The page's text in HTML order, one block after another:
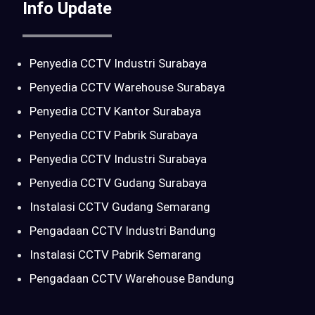
Info Update
Penyedia CCTV Industri Surabaya
Penyedia CCTV Warehouse Surabaya
Penyedia CCTV Kantor Surabaya
Penyedia CCTV Pabrik Surabaya
Penyedia CCTV Industri Surabaya
Penyedia CCTV Gudang Surabaya
Instalasi CCTV Gudang Semarang
Pengadaan CCTV Industri Bandung
Instalasi CCTV Pabrik Semarang
Pengadaan CCTV Warehouse Bandung